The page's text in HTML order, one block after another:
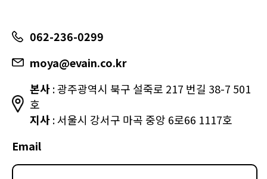
062-236-0299
moya@evain.co.kr
본사: 광주광역시 북구 설죽로 217 번길 38-7 501
호
지사: 서울시 강서구 마곡 중앙 6로66 1117호
Email